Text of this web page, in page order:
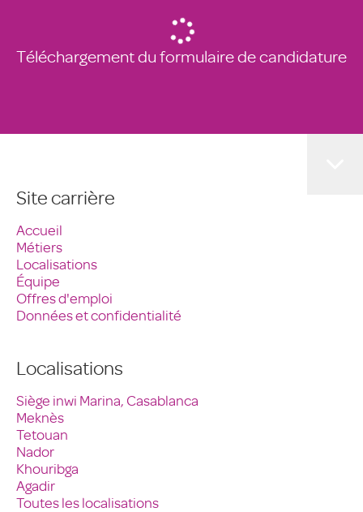
Téléchargement du formulaire de candidature
Site carrière
Accueil
Métiers
Localisations
Équipe
Offres d'emploi
Données et confidentialité
Localisations
Siège inwi Marina, Casablanca
Meknès
Tetouan
Nador
Khouribga
Agadir
Toutes les localisations